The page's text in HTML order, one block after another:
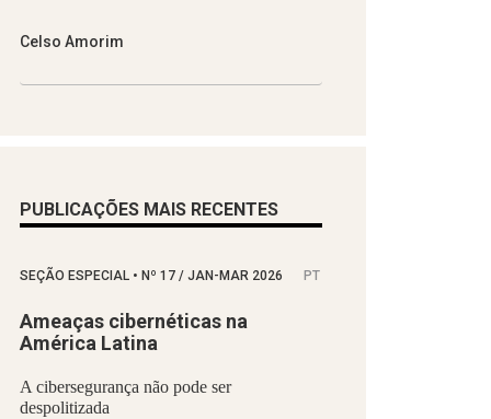
Celso Amorim
PUBLICAÇÕES MAIS RECENTES
SEÇÃO ESPECIAL • Nº 17 / JAN-MAR 2026 PT
Ameaças cibernéticas na
América Latina
A cibersegurança não pode ser
despolitizada